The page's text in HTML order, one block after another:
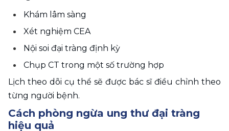
Khám lâm sàng
Xét nghiệm CEA
Nội soi đại tràng định kỳ
Chụp CT trong một số trường hợp
Lịch theo dõi cụ thể sẽ được bác sĩ điều chỉnh theo
từng người bệnh.
Cách phòng ngừa ung thư đại tràng
hiệu quả